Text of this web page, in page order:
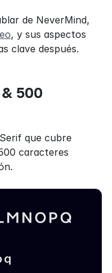
de NeverMind,
, y sus aspectos
clave después.
500
que cubre
caracteres